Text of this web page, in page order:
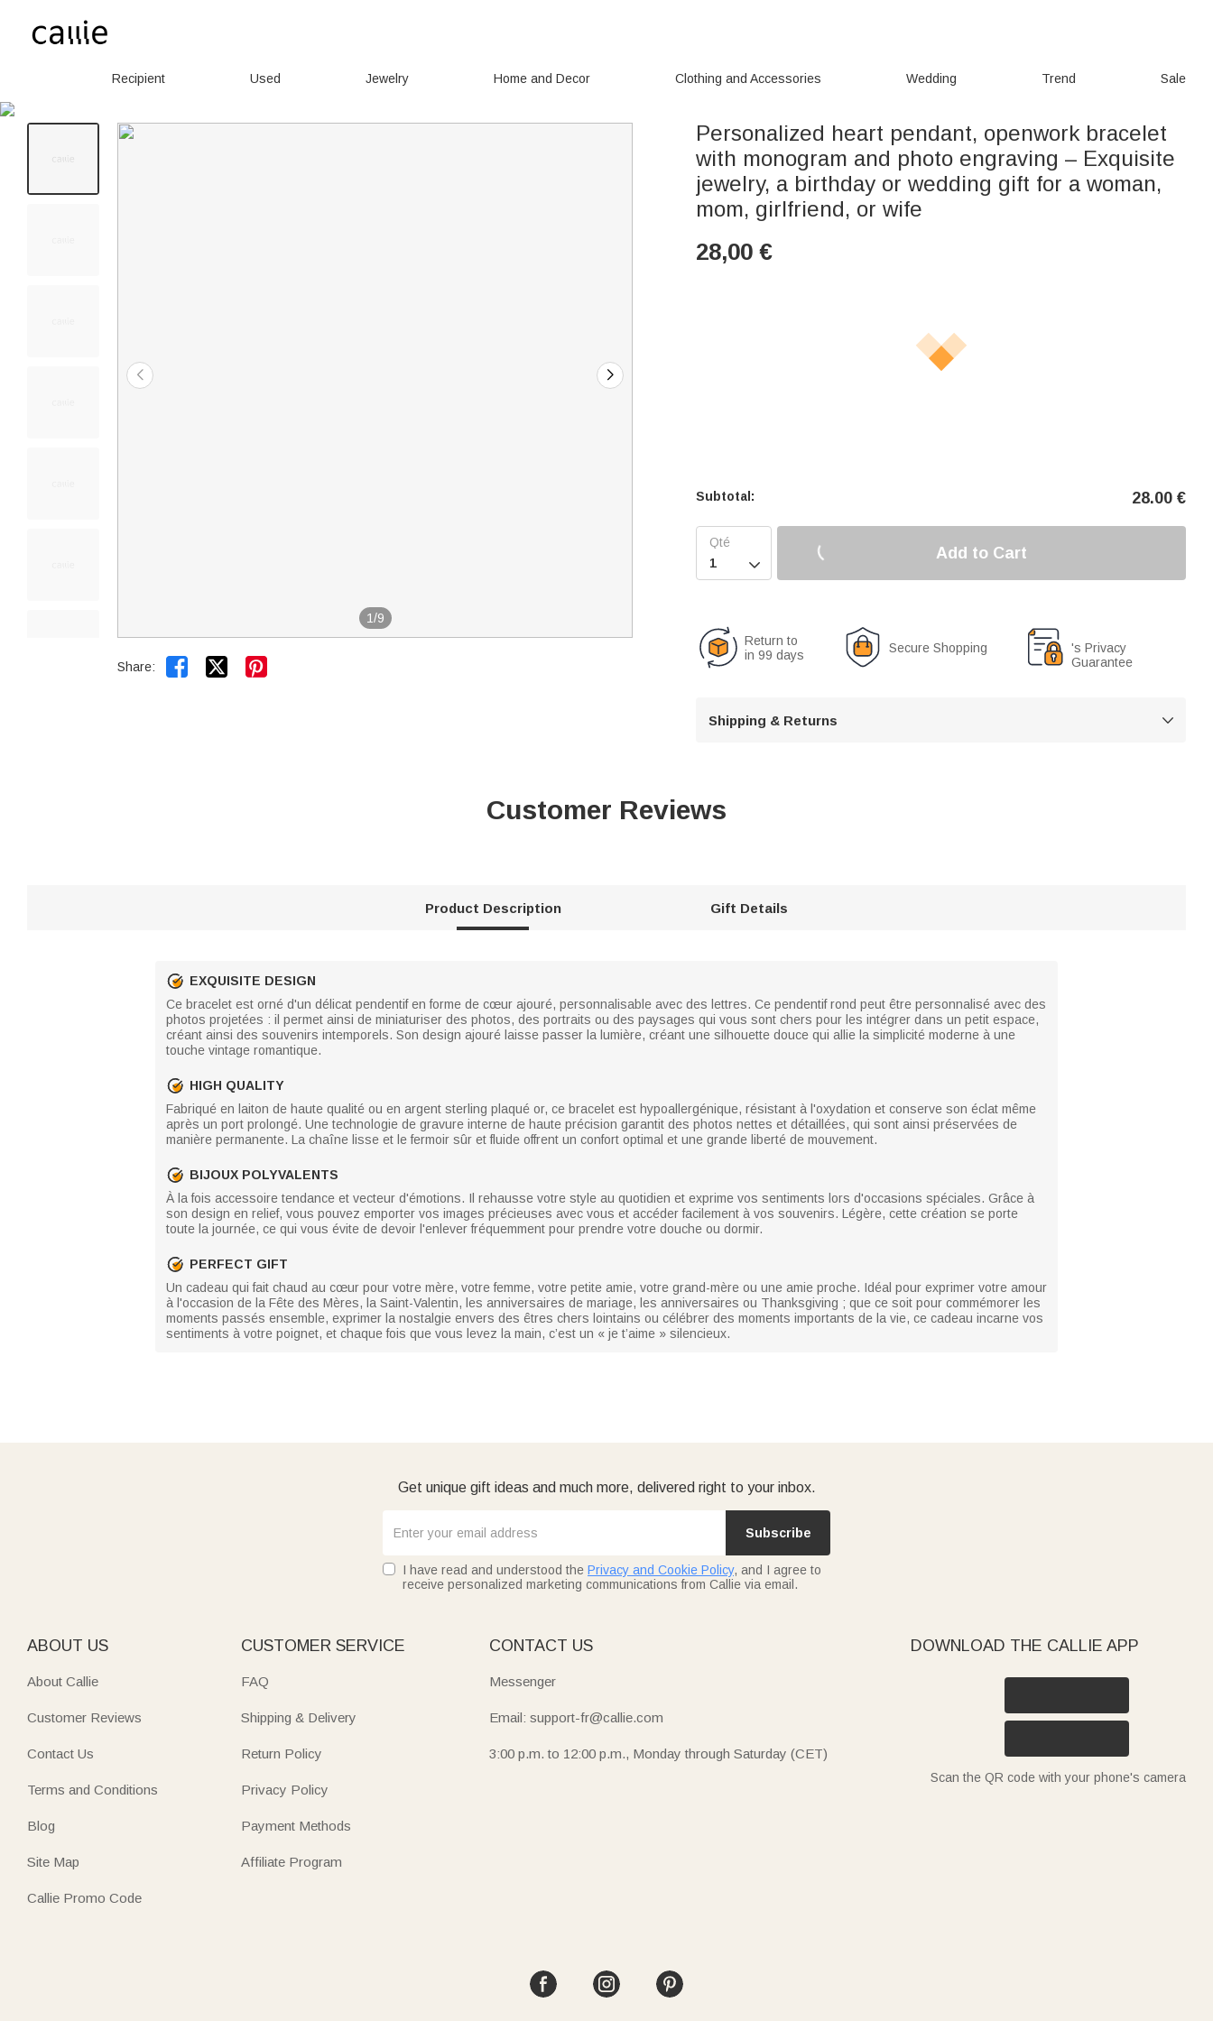
Recipient Used Jewelry Home and Decor Clothing and Accessories Wedding Trend Sale
1/9
Share:  
Personalized heart pendant, openwork bracelet
with monogram and photo engraving – Exquisite
jewelry, a birthday or wedding gift for a woman,
mom, girlfriend, or wife
28,00 €
Subtotal: 28.00 €

Add to Cart
Return to
in 99 days
Secure Shopping
's Privacy
Guarantee
Shipping & Returns 
Customer Reviews
Product Description Gift Details
EXQUISITE DESIGN
Ce bracelet est orné d'un délicat pendentif en forme de cœur ajouré, personnalisable avec des lettres. Ce pendentif rond peut être personnalisé avec des
photos projetées : il permet ainsi de miniaturiser des photos, des portraits ou des paysages qui vous sont chers pour les intégrer dans un petit espace,
créant ainsi des souvenirs intemporels. Son design ajouré laisse passer la lumière, créant une silhouette douce qui allie la simplicité moderne à une
touche vintage romantique.
HIGH QUALITY
Fabriqué en laiton de haute qualité ou en argent sterling plaqué or, ce bracelet est hypoallergénique, résistant à l'oxydation et conserve son éclat même
après un port prolongé. Une technologie de gravure interne de haute précision garantit des photos nettes et détaillées, qui sont ainsi préservées de
manière permanente. La chaîne lisse et le fermoir sûr et fluide offrent un confort optimal et une grande liberté de mouvement.
BIJOUX POLYVALENTS
À la fois accessoire tendance et vecteur d'émotions. Il rehausse votre style au quotidien et exprime vos sentiments lors d'occasions spéciales. Grâce à
son design en relief, vous pouvez emporter vos images précieuses avec vous et accéder facilement à vos souvenirs. Légère, cette création se porte
toute la journée, ce qui vous évite de devoir l'enlever fréquemment pour prendre votre douche ou dormir.
PERFECT GIFT
Un cadeau qui fait chaud au cœur pour votre mère, votre femme, votre petite amie, votre grand-mère ou une amie proche. Idéal pour exprimer votre amour
à l'occasion de la Fête des Mères, la Saint-Valentin, les anniversaires de mariage, les anniversaires ou Thanksgiving ; que ce soit pour commémorer les
moments passés ensemble, exprimer la nostalgie envers des êtres chers lointains ou célébrer des moments importants de la vie, ce cadeau incarne vos
sentiments à votre poignet, et chaque fois que vous levez la main, c’est un « je t’aime » silencieux.
Get unique gift ideas and much more, delivered right to your inbox.
Subscribe
I have read and understood the Privacy and Cookie Policy, and I agree to
receive personalized marketing communications from Callie via email.
ABOUT US
About Callie
Customer Reviews
Contact Us
Terms and Conditions
Blog
Site Map
Callie Promo Code
CUSTOMER SERVICE
FAQ
Shipping & Delivery
Return Policy
Privacy Policy
Payment Methods
Affiliate Program
CONTACT US
Messenger
Email: support-fr@callie.com
3:00 p.m. to 12:00 p.m., Monday through Saturday (CET)
DOWNLOAD THE CALLIE APP
Scan the QR code with your phone's camera